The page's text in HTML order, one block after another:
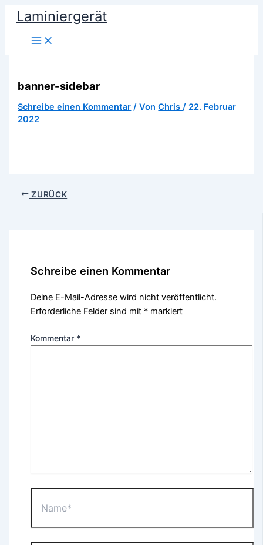
Zum
Inhalt
springen
Laminiergerät
banner-sidebar
Schreibe einen Kommentar / VonChris/ 22. Februar
2022
ZURÜCK
Schreibe einen Kommentar
Deine E-Mail-Adresse wird nicht veröffentlicht.
Erforderliche Felder sind mit * markiert
Kommentar *